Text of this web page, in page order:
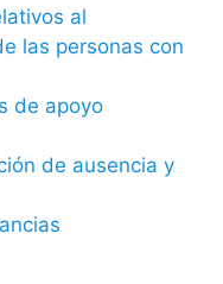
al
las personas con
de apoyo
de ausencia y